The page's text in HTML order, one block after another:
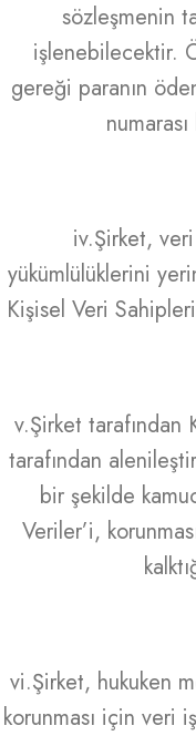
sözleşmenin
işlenebilecektir.
gereği paranın
iv.Şirket,
yükümlülüklerini
Kişisel Veri
v.Şirket tarafından
tarafından
bir şekilde
Veriler’i,
vi.Şirket, hukuken
korunması için veri